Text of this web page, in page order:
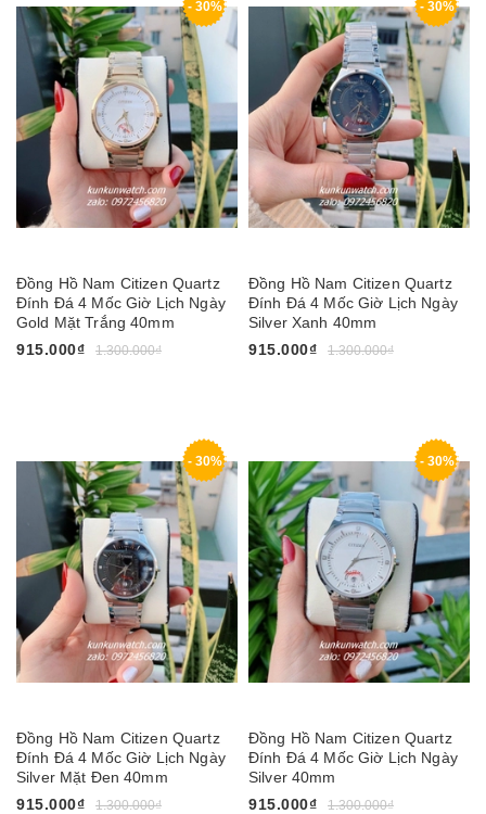
- 30%
Đồng Hồ Nam Citizen Quartz
Đính Đá 4 Mốc Giờ Lịch Ngày
Gold Mặt Trắng 40mm
915.000₫
1.300.000₫
- 30%
Đồng Hồ Nam Citizen Quartz
Đính Đá 4 Mốc Giờ Lịch Ngày
Silver Xanh 40mm
915.000₫
1.300.000₫
- 30%
Đồng Hồ Nam Citizen Quartz
Đính Đá 4 Mốc Giờ Lịch Ngày
Silver Mặt Đen 40mm
915.000₫
1.300.000₫
- 30%
Đồng Hồ Nam Citizen Quartz
Đính Đá 4 Mốc Giờ Lịch Ngày
Silver 40mm
915.000₫
1.300.000₫